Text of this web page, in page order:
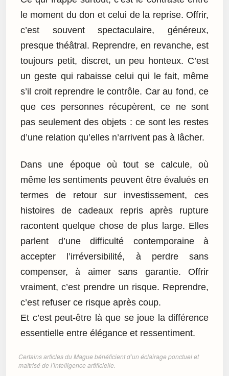
le moment du don et celui de la reprise. Offrir,
c’est souvent spectaculaire, généreux,
presque théâtral. Reprendre, en revanche, est
toujours petit, discret, un peu honteux. C’est
un geste qui rabaisse celui qui le fait, même
s’il croit reprendre le contrôle. Car au fond, ce
que ces personnes récupèrent, ce ne sont
pas seulement des objets : ce sont les restes
d’une relation qu’elles n’arrivent pas à lâcher.
Dans une époque où tout se calcule, où
même les sentiments peuvent être évalués en
termes de retour sur investissement, ces
histoires de cadeaux repris après rupture
racontent quelque chose de plus large. Elles
parlent d’une difficulté contemporaine à
accepter l’irréversibilité, à perdre sans
compenser, à aimer sans garantie. Offrir
vraiment, c’est prendre un risque. Reprendre,
c’est refuser ce risque après coup.
Et c’est peut-être là que se joue la différence
essentielle entre élégance et ressentiment.
Certains articles du Mague bénéficient d’un éclairage ponctuel et
maîtrisé de l’intelligence artificielle.